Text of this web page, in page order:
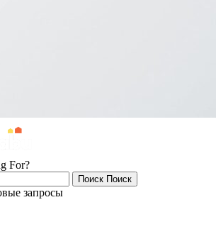
For?
Поиск Поиск
запросы